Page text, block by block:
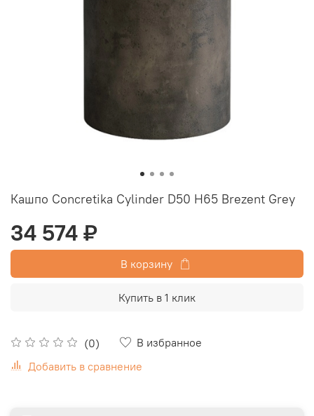
Кашпо Concretika Cylinder D50 H65 Brezent Grey
(0)
В избранное
Добавить в сравнение
34 574 ₽
В корзину
Купить в 1 клик